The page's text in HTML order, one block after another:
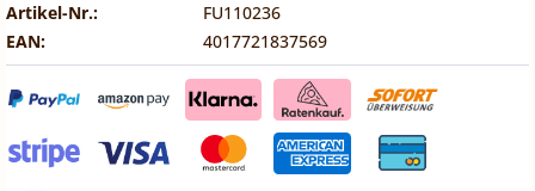
Artikel-Nr.:
FU110236
EAN:
4017721837569